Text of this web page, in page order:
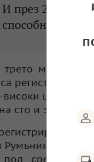
И през 2024 г.
способности
място по
регистрирани
цени на
сто и за двете).
и
Румъния до 25
под